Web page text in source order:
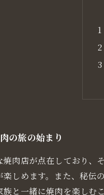
の旅の始まり
肉店が点在しており、
楽しめます。また、秘
と一緒に焼肉を楽しむ